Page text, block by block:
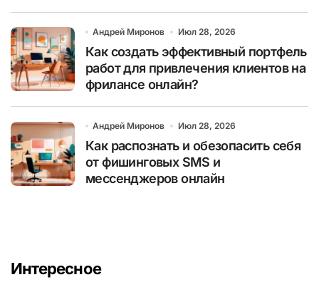
Андрей Миронов Июл 28, 2026
Как создать эффективный портфель
работ для привлечения клиентов на
фрилансе онлайн?
Андрей Миронов Июл 28, 2026
Как распознать и обезопасить себя
от фишинговых SMS и
мессенджеров онлайн
Интересное